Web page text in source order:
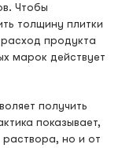
Чтобы
толщину плитки
продукта
марок действует
получить
показывает,
раствора, но и от